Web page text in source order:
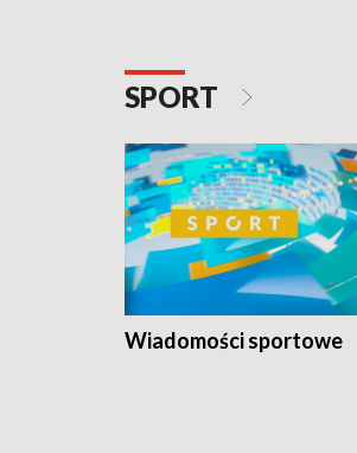
SPORT
Wiadomości sportowe